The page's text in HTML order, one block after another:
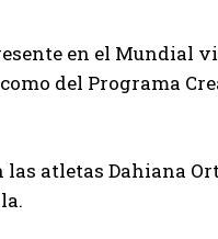
en el Mundial
del Programa
atletas Dahiana